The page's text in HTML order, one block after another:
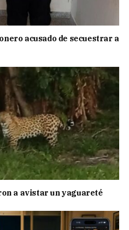
acusado de secuestrar a
a avistar un yaguareté